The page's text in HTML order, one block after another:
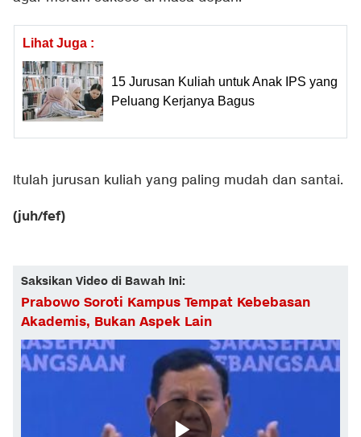
Lihat Juga :
15 Jurusan Kuliah untuk Anak IPS yang
Peluang Kerjanya Bagus
Itulah jurusan kuliah yang paling mudah dan santai.
(juh/fef)
Saksikan Video di Bawah Ini:
Prabowo Soroti Kampus Tempat Kebebasan
Akademis, Bukan Aspek Lain